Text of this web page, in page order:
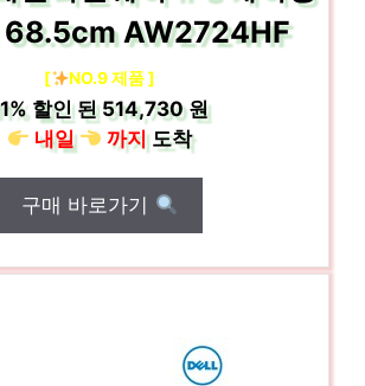
68.5cm AW2724HF
[ NO.9 제품 ]
할인 된514,730 원
내일
까지도착
구매 바로가기